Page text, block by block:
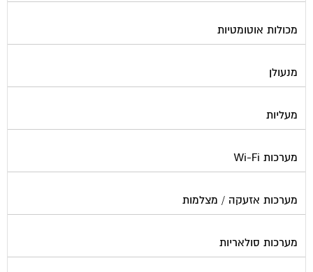
מכולות אוטומטיות
מנעולן
מעליות
מערכות Wi-Fi
מערכות אזעקה / מצלמות
מערכות סולאריות